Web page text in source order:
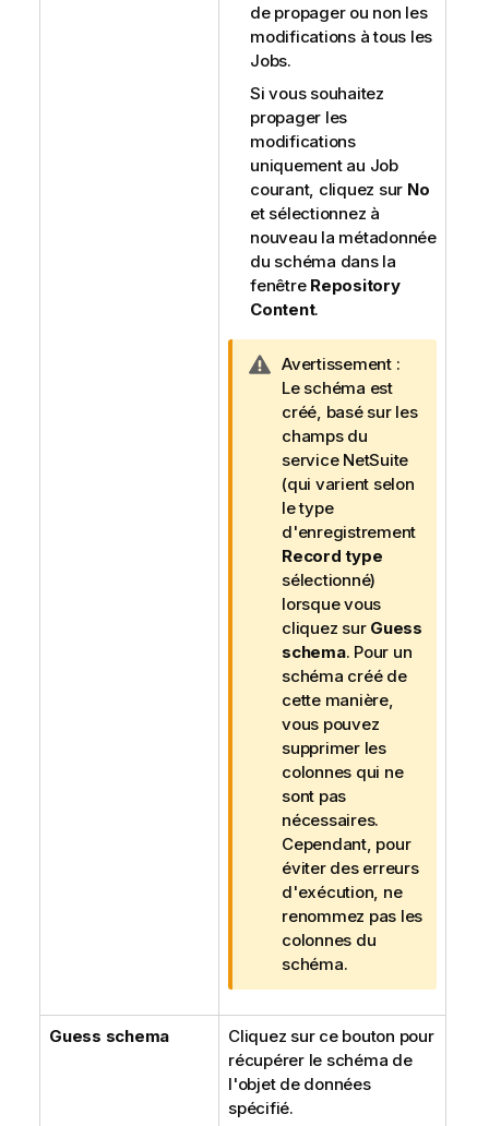
de propager ou non les
modifications à tous les
Jobs.
Si vous souhaitez
propager les
modifications
uniquement au Job
courant, cliquez sur No
et sélectionnez à
nouveau la métadonnée
du schéma dans la
fenêtre Repository
Content.
N
o
t
e
I
n
f
o
r
m
a
t
i
o
n
s
Avertissement :
Le schéma est
créé, basé sur les
champs du
service NetSuite
(qui varient selon
le type
d'enregistrement
Record type
sélectionné)
lorsque vous
cliquez sur Guess
schema. Pour un
schéma créé de
cette manière,
vous pouvez
supprimer les
colonnes qui ne
sont pas
nécessaires.
Cependant, pour
éviter des erreurs
d'exécution, ne
renommez pas les
colonnes du
schéma.
Guess schema
Cliquez sur ce bouton pour
récupérer le schéma de
l'objet de données
spécifié.